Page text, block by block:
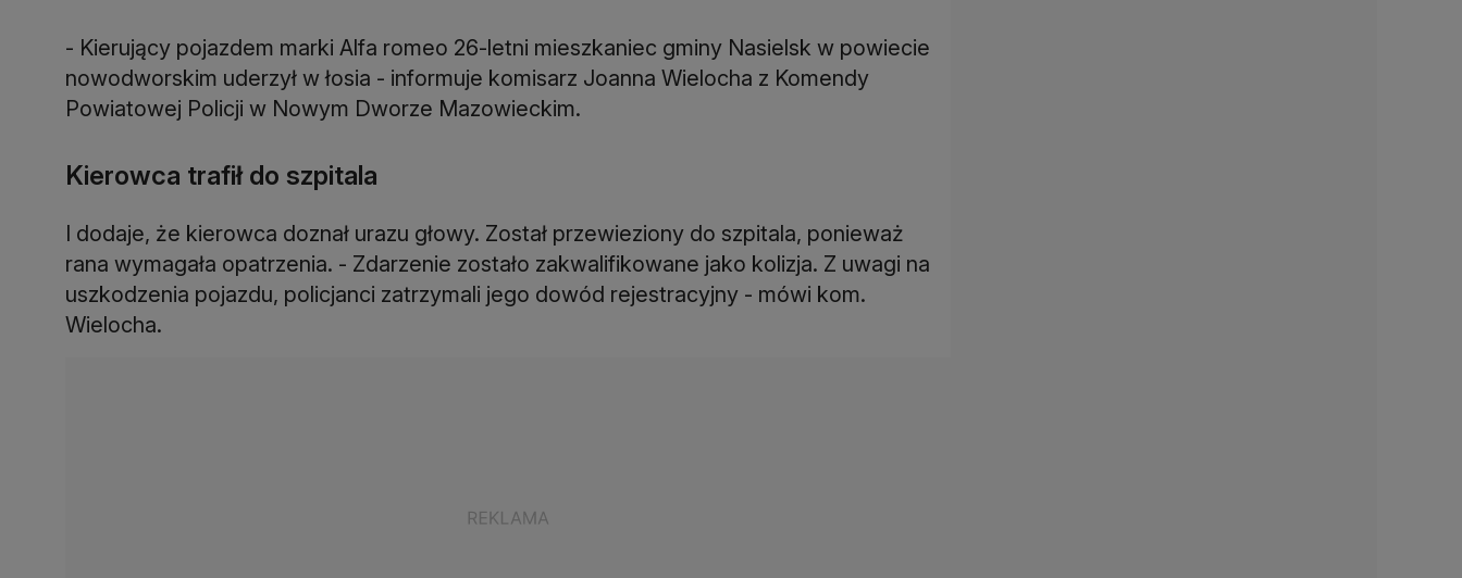
- Kierujący pojazdem marki Alfa romeo 26-letni mieszkaniec gminy Nasielsk w powiecie
nowodworskim uderzył w łosia - informuje komisarz Joanna Wielocha z Komendy
Powiatowej Policji w Nowym Dworze Mazowieckim.
Kierowca trafił do szpitala
I dodaje, że kierowca doznał urazu głowy. Został przewieziony do szpitala, ponieważ
rana wymagała opatrzenia. - Zdarzenie zostało zakwalifikowane jako kolizja. Z uwagi na
uszkodzenia pojazdu, policjanci zatrzymali jego dowód rejestracyjny - mówi kom.
Wielocha.